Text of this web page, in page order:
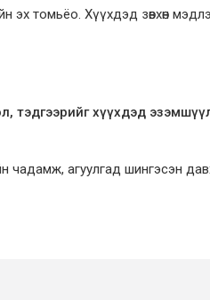
эх томьёо. Хүүхдэд зөвхөн
тэдгээрийг хүүхдэд
чадамж, агуулгад шингэсэн